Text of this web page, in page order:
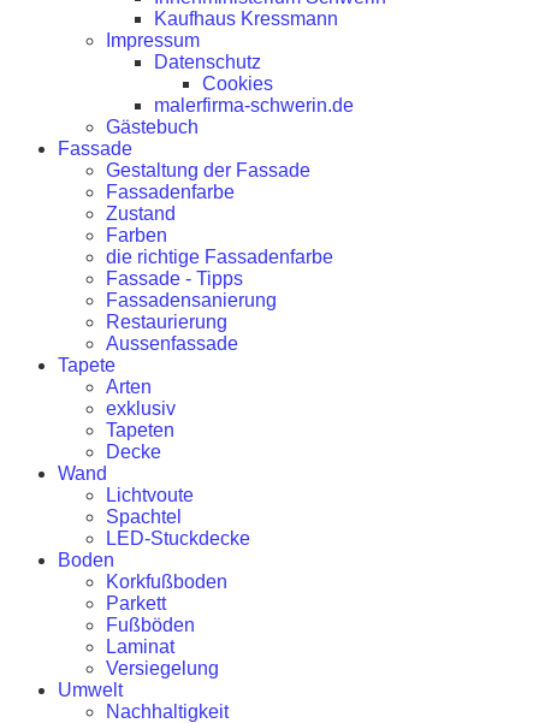
Kaufhaus Kressmann
Impressum
Datenschutz
Cookies
malerfirma-schwerin.de
Gästebuch
Fassade
Gestaltung der Fassade
Fassadenfarbe
Zustand
Farben
die richtige Fassadenfarbe
Fassade - Tipps
Fassadensanierung
Restaurierung
Aussenfassade
Tapete
Arten
exklusiv
Tapeten
Decke
Wand
Lichtvoute
Spachtel
LED-Stuckdecke
Boden
Korkfußboden
Parkett
Fußböden
Laminat
Versiegelung
Umwelt
Nachhaltigkeit